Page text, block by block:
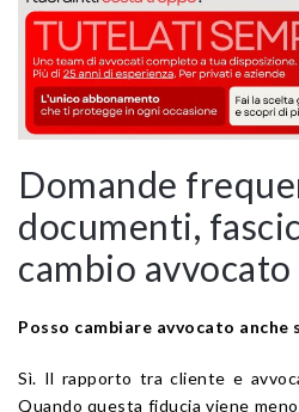
Domande
documenti,
cambio avvocato
Posso cambiare avvocato anche
Sì. Il rapporto tra cliente e
Quando questa fiducia viene